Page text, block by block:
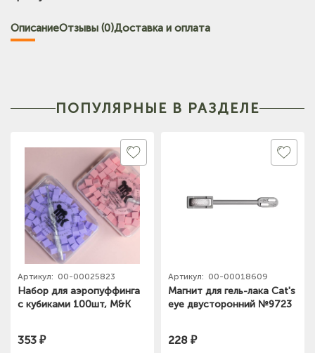
ОписаниеОтзывы (0)Доставка и оплата
ПОПУЛЯРНЫЕ В РАЗДЕЛЕ
Артикул: 00-00025823
Набор для аэропуффинга
с кубиками 100шт, M&K
353 ₽
Артикул: 00-00018609
Магнит для гель-лака Cat's
eye двусторонний №9723
228 ₽